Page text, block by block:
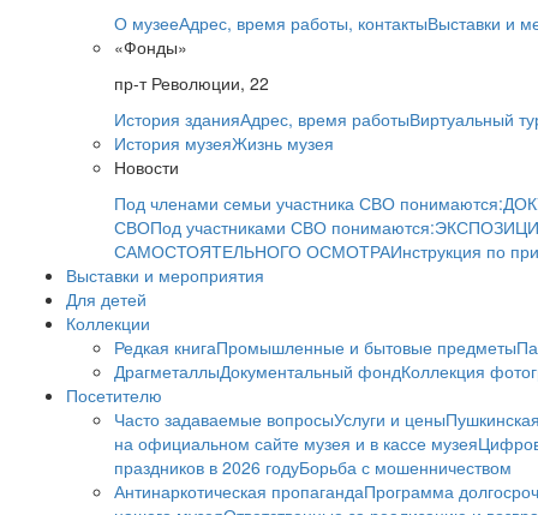
О музееАдрес, время работы, контактыВыставки и
«Фонды»
пр-т Революции, 22
История зданияАдрес, время работыВиртуальный
История музеяЖизнь музея
Новости
Под членами семьи участника СВО понимаются:
СВОПод участниками СВО понимаются:
САМОСТОЯТЕЛЬНОГО ОСМОТРАИнструкция по
Выставки и мероприятия
Для детей
Коллекции
Редкая книгаПромышленные и бытовые предметы
ДрагметаллыДокументальный фондКоллекция
Посетителю
Часто задаваемые вопросыУслуги и цены
на официальном сайте музея и в кассе музея
праздников в 2026 годуБорьба с мошенничеством
Антинаркотическая пропагандаПрограмма